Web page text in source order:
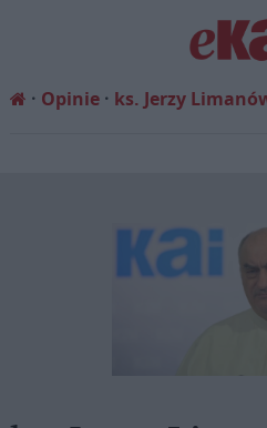
Opinie ks. Jerzy